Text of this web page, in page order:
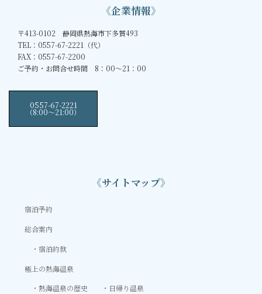
《企業情報》
〒413-0102 静岡県熱海市下多賀493
TEL：0557-67-2221（代）
FAX：0557-67-2200
ご予約・お問合せ時間 8：00～21：00
0557-67-2221
（8:00〜21:00）
《サイトマップ》
宿泊予約
総合案内
宿泊約款
極上の熱海温泉
熱海温泉の歴史
日帰り温泉